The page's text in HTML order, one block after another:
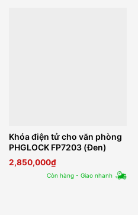
Khóa điện tử cho văn phòng
PHGLOCK FP7203 (Đen)
2,850,000₫
Còn hàng - Giao nhanh